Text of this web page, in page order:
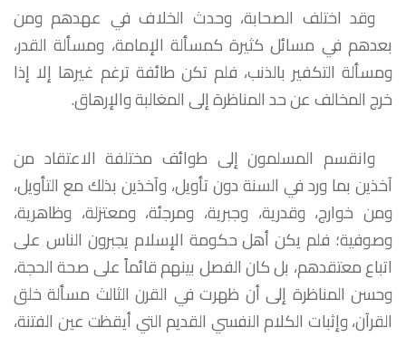
وقد اختلف الصحابة، وحدث الخلاف في عهدهم ومن
بعدهم في مسائل كثيرة كمسألة الإمامة، ومسألة القدر،
ومسألة التكفير بالذنب، فلم تكن طائفة ترغم غيرها إلا إذا
خرج المخالف عن حد المناظرة إلى المغالبة والإرهاق.
وانقسم المسلمون إلى طوائف مختلفة الاعتقاد من
آخذين بما ورد في السنة دون تأويل، وآخذين بذلك مع التأويل،
ومن خوارج، وقدرية، وجبرية، ومرجئة، ومعتزلة، وظاهرية،
وصوفية؛ فلم يكن أهل حكومة الإسلام يجبرون الناس على
اتباع معتقدهم، بل كان الفصل بينهم قائماً على صحة الحجة،
وحسن المناظرة إلى أن ظهرت في القرن الثالث مسألة خلق
القرآن، وإثبات الكلام النفسي القديم التي أيقظت عين الفتنة،